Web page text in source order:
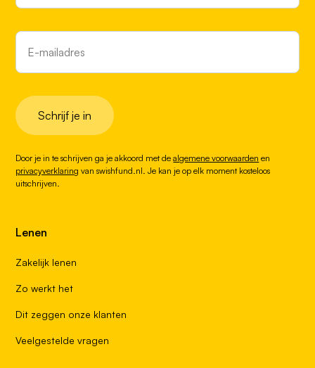
Schrijf je in
Door je in te schrijven ga je akkoord met dealgemene voorwaarden en
privacyverklaring van swishfund.nl. Je kan je op elk moment kosteloos
uitschrijven.
Lenen
Zakelijk lenen
Zo werkt het
Dit zeggen onze klanten
Veelgestelde vragen